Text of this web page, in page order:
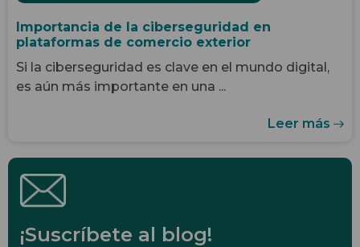
Importancia de la ciberseguridad en
plataformas de comercio exterior
Si la ciberseguridad es clave en el mundo digital,
es aún más importante en una ...
Leer más
¡Suscríbete al blog!